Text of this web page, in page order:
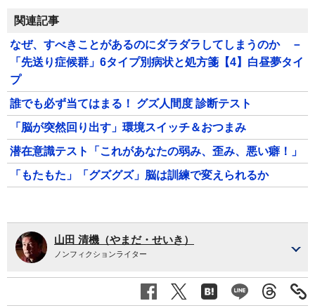
関連記事
なぜ、すべきことがあるのにダラダラしてしまうのか －
「先送り症候群」6タイプ別病状と処方箋【4】白昼夢タイ
プ
誰でも必ず当てはまる！ グズ人間度 診断テスト
「脳が突然回り出す」環境スイッチ＆おつまみ
潜在意識テスト「これがあなたの弱み、歪み、悪い癖！」
「もたもた」「グズグズ」脳は訓練で変えられるか
山田 清機（やまだ・せいき）
ノンフィクションライター